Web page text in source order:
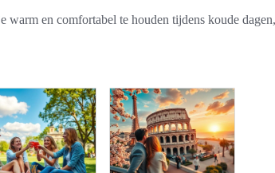
en comfortabel te houden tijdens koude